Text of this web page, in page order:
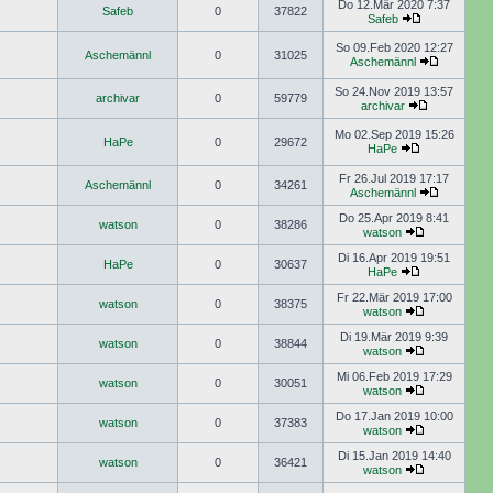
Safeb 0 37822
Do 12.Mär 2020 7:37
Safeb
Aschemännl 0 31025
So 09.Feb 2020 12:27
Aschemännl
archivar 0 59779
So 24.Nov 2019 13:57
archivar
HaPe 0 29672
Mo 02.Sep 2019 15:26
HaPe
Aschemännl 0 34261
Fr 26.Jul 2019 17:17
Aschemännl
watson 0 38286
Do 25.Apr 2019 8:41
watson
HaPe 0 30637
Di 16.Apr 2019 19:51
HaPe
watson 0 38375
Fr 22.Mär 2019 17:00
watson
watson 0 38844
Di 19.Mär 2019 9:39
watson
watson 0 30051
Mi 06.Feb 2019 17:29
watson
watson 0 37383
Do 17.Jan 2019 10:00
watson
watson 0 36421
Di 15.Jan 2019 14:40
watson